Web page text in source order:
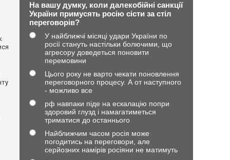
На вашу думку, коли далекобійні санкції
України примусять росію сісти за стіл
переговорів?
У найближчі місяці удари України по
росії стануть настільки болючими, що
агресору доведеться поновити
перемовини
Цього року не варто чекати поновлення
переговорного процесу. А от наступного
- можливо все
рф навпаки піде на ескалацію попри
здоровий глузд і намагатиметься
триматися до останнього
Найближчим часом росія може
погодитись на переговори, але
серйозних намірів росіяни не матимуть